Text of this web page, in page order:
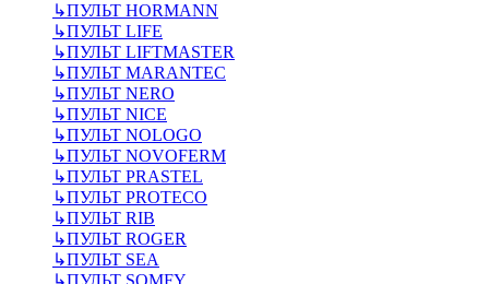
↳ПУЛЬТ HORMANN
↳ПУЛЬТ LIFE
↳ПУЛЬТ LIFTMASTER
↳ПУЛЬТ MARANTEC
↳ПУЛЬТ NERO
↳ПУЛЬТ NICE
↳ПУЛЬТ NOLOGO
↳ПУЛЬТ NOVOFERM
↳ПУЛЬТ PRASTEL
↳ПУЛЬТ PROTECO
↳ПУЛЬТ RIB
↳ПУЛЬТ ROGER
↳ПУЛЬТ SEA
↳ПУЛЬТ SOMFY